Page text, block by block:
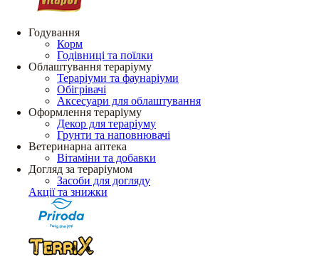
Годування
Корм
Годівниці та поїлки
Облаштування тераріуму
Тераріуми та фаунаріуми
Обігрівачі
Аксесуари для облаштування
Оформлення тераріуму
Декор для тераріуму
Грунти та наповнювачі
Ветеринарна аптека
Вітаміни та добавки
Догляд за тераріумом
Засоби для догляду
Акції та знижки